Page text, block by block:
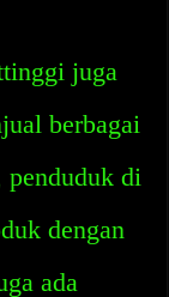
juga
berbagai
penduduk di
dengan
ada